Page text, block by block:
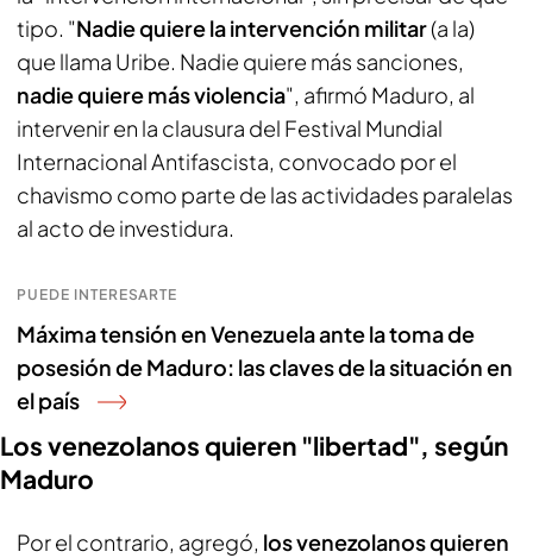
tipo. "Nadie quiere la intervención militar(a la)
que llama Uribe. Nadie quiere más sanciones,
nadie quiere más violencia", afirmó Maduro, al
intervenir en la clausura del Festival Mundial
Internacional Antifascista, convocado por el
chavismo como parte de las actividades paralelas
al acto de investidura.
PUEDE INTERESARTE
Máxima tensión en Venezuela ante la toma de
posesión de Maduro: las claves de la situación en
el país
Los venezolanos quieren "libertad", según
Maduro
Por el contrario, agregó, los venezolanos quieren